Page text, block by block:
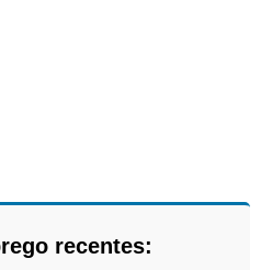
recentes: